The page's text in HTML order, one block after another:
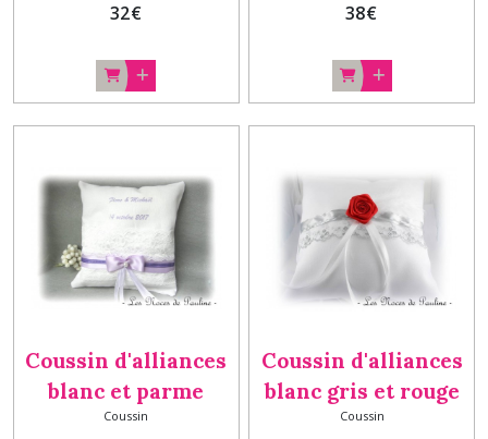
32€ 38€
Coussin d'alliances
blanc et parme
Personnalisé, porte-
Coussin
Coussin d'alliances
blanc gris et rouge
Rose
Coussin